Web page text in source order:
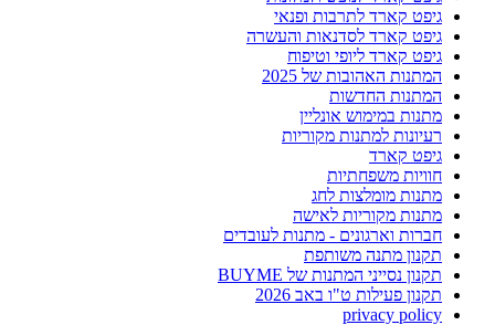
גיפט קארד לתרבות ופנאי
גיפט קארד לסדנאות והעשרה
גיפט קארד ליופי וטיפוח
המתנות האהובות של 2025
המתנות החדשות
מתנות במימוש אונליין
רעיונות למתנות מקוריות
גיפט קארד
חוויות משפחתיות
מתנות מומלצות לחג
מתנות מקוריות לאישה
חברות וארגונים - מתנות לעובדים
תקנון מתנה משותפת
תקנון נסייני המתנות של BUYME
תקנון פעילות ט"ו באב 2026
privacy policy